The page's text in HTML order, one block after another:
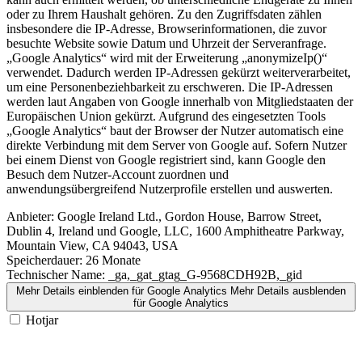
oder zu Ihrem Haushalt gehören. Zu den Zugriffsdaten zählen
insbesondere die IP-Adresse, Browserinformationen, die zuvor
besuchte Website sowie Datum und Uhrzeit der Serveranfrage.
„Google Analytics“ wird mit der Erweiterung „anonymizeIp()“
verwendet. Dadurch werden IP-Adressen gekürzt weiterverarbeitet,
um eine Personenbeziehbarkeit zu erschweren. Die IP-Adressen
werden laut Angaben von Google innerhalb von Mitgliedstaaten der
Europäischen Union gekürzt. Aufgrund des eingesetzten Tools
„Google Analytics“ baut der Browser der Nutzer automatisch eine
direkte Verbindung mit dem Server von Google auf. Sofern Nutzer
bei einem Dienst von Google registriert sind, kann Google den
Besuch dem Nutzer-Account zuordnen und
anwendungsübergreifend Nutzerprofile erstellen und auswerten.
Anbieter: Google Ireland Ltd., Gordon House, Barrow Street,
Dublin 4, Ireland und Google, LLC, 1600 Amphitheatre Parkway,
Mountain View, CA 94043, USA
Speicherdauer: 26 Monate
Technischer Name: _ga,_gat_gtag_G-9568CDH92B,_gid
Mehr Details einblenden für Google Analytics Mehr Details ausblenden
für Google Analytics
Hotjar